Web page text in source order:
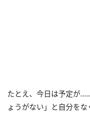
たとえ、今日は予定が
ょうがない」と自分をな